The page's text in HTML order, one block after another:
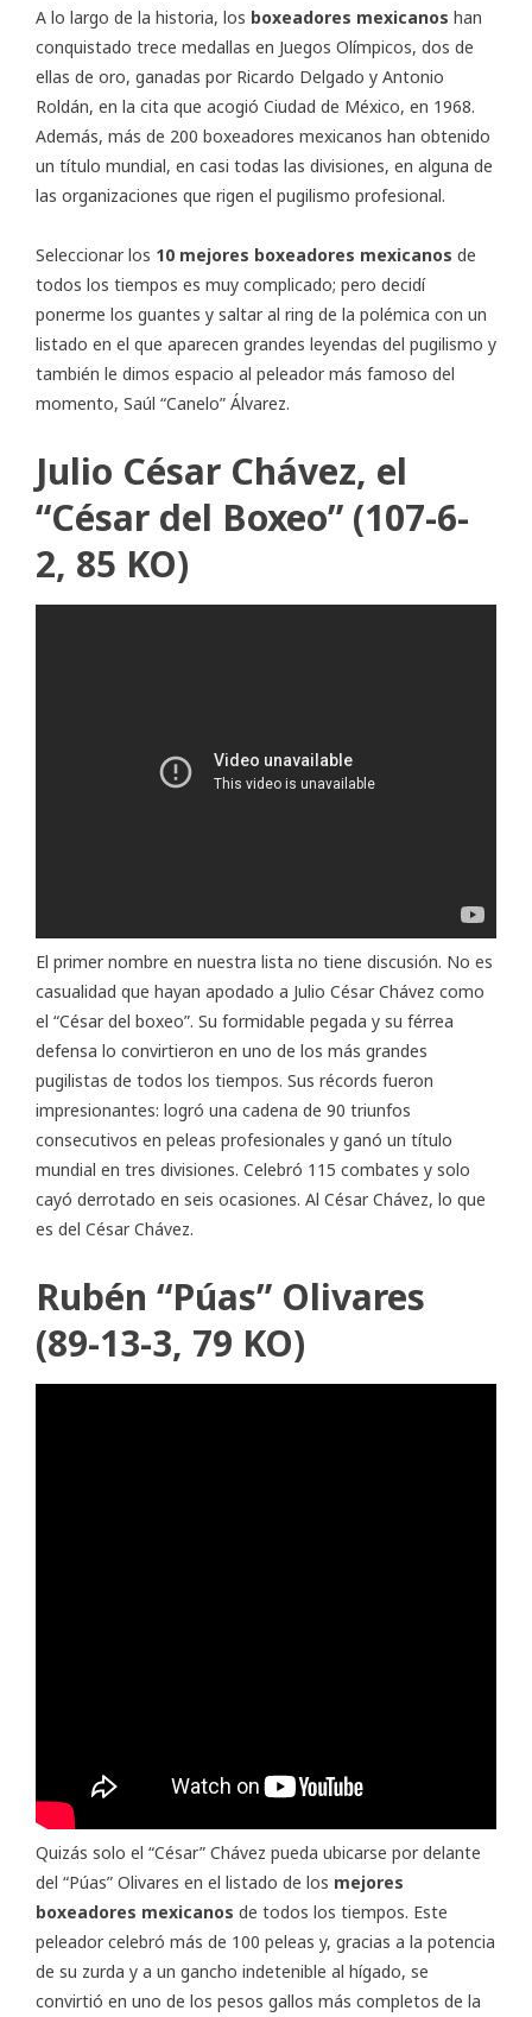
A lo largo de la historia, los boxeadores mexicanos han
conquistado trece medallas en Juegos Olímpicos, dos de
ellas de oro, ganadas por Ricardo Delgado y Antonio
Roldán, en la cita que acogió Ciudad de México, en 1968.
Además, más de 200 boxeadores mexicanos han obtenido
un título mundial, en casi todas las divisiones, en alguna de
las organizaciones que rigen el pugilismo profesional.
Seleccionar los 10 mejores boxeadores mexicanos de
todos los tiempos es muy complicado; pero decidí
ponerme los guantes y saltar al ring de la polémica con un
listado en el que aparecen grandes leyendas del pugilismo y
también le dimos espacio al peleador más famoso del
momento, Saúl “Canelo” Álvarez.
Julio César Chávez, el
“César del Boxeo” (107-6-
2, 85 KO)
El primer nombre en nuestra lista no tiene discusión. No es
casualidad que hayan apodado a Julio César Chávez como
el “César del boxeo”. Su formidable pegada y su férrea
defensa lo convirtieron en uno de los más grandes
pugilistas de todos los tiempos. Sus récords fueron
impresionantes: logró una cadena de 90 triunfos
consecutivos en peleas profesionales y ganó un título
mundial en tres divisiones. Celebró 115 combates y solo
cayó derrotado en seis ocasiones. Al César Chávez, lo que
es del César Chávez.
Rubén “Púas” Olivares
(89-13-3, 79 KO)
Quizás solo el “César” Chávez pueda ubicarse por delante
del “Púas” Olivares en el listado de los mejores
boxeadores mexicanos de todos los tiempos. Este
peleador celebró más de 100 peleas y, gracias a la potencia
de su zurda y a un gancho indetenible al hígado, se
convirtió en uno de los pesos gallos más completos de la